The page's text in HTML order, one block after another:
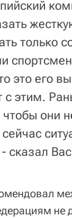
только
это его
с этим.
они
сказал
не